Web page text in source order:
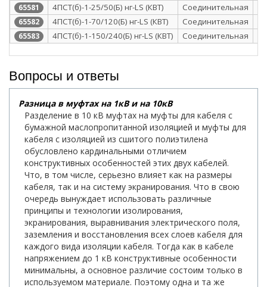
65581 4ПСТ(б)-1-25/50(Б) нг-LS (КВТ) Соединительная
65582 4ПСТ(б)-1-70/120(Б) нг-LS (КВТ) Соединительная
65583 4ПСТ(б)-1-150/240(Б) нг-LS (КВТ) Соединительная
Вопросы и ответы
Разница в муфтах на 1кВ и на 10кВ
Разделение в 10 кВ муфтах на муфты для кабеля с
бумажной маслопропитанной изоляцией и муфты для
кабеля с изоляцией из сшитого полиэтилена
обусловлено кардинальными отличием
конструктивных особенностей этих двух кабелей.
Что, в том числе, серьезно влияет как на размеры
кабеля, так и на систему экранирования. Что в свою
очередь вынуждает использовать различные
принципы и технологии изолирования,
экранирования, выравнивания электрического поля,
заземления и восстановления всех слоев кабеля для
каждого вида изоляции кабеля. Тогда как в кабеле
напряжением до 1 кВ конструктивные особенности
минимальны, а основное различие состоим только в
используемом материале. Поэтому одна и та же